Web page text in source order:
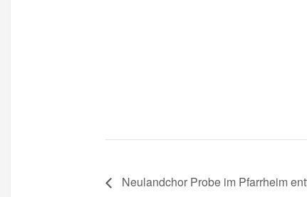
Neulandchor Probe im Pfarrheim